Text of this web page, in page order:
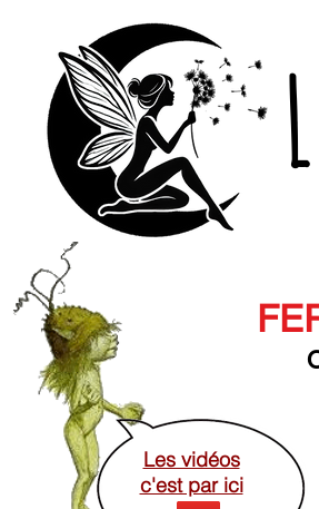
Les vidéos
c'est par ici